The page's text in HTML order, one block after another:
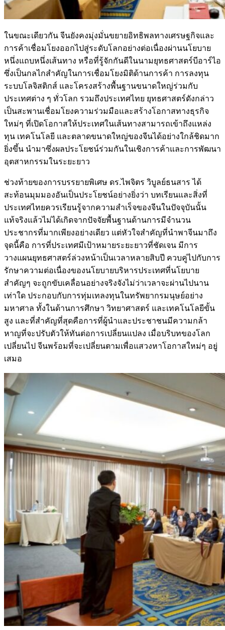
ในขณะเดียวกัน จีนยังคงมุ่งมั่นขยายอิทธิพลทางเศรษฐกิจและ
การค้าเชื่อมโยงออกไปสู่ระดับโลกอย่างต่อเนื่องผ่านนโยบาย
หนึ่งแถบหนึ่งเส้นทาง หรือที่รู้จักกันดีในนามยุทธศาสตร์บีอาร์ไอ
ซึ่งเป็นกลไกสำคัญในการเชื่อมโยงมิติด้านการค้า การลงทุน
ระบบโลจิสติกส์ และโครงสร้างพื้นฐานขนาดใหญ่ร่วมกับ
ประเทศต่าง ๆ ทั่วโลก รวมถึงประเทศไทย ยุทธศาสตร์ดังกล่าว
เป็นสะพานเชื่อมโยงความร่วมมือและสร้างโอกาสทางธุรกิจ
ใหม่ๆ ที่เปิดโอกาสให้ประเทศในเส้นทางสามารถเข้าถึงแหล่ง
ทุน เทคโนโลยี และตลาดขนาดใหญ่ของจีนได้อย่างใกล้ชิดมาก
ยิ่งขึ้น นำมาซึ่งผลประโยชน์ร่วมกันในเชิงการค้าและการพัฒนา
อุตสาหกรรมในระยะยาว
ช่วงท้ายของการบรรยายพิเศษ ดร.ไพจิตร วิบูลย์ธนสาร ได้
สะท้อนมุมมองอันเป็นประโยชน์อย่างยิ่งว่า บทเรียนและสิ่งที่
ประเทศไทยควรเรียนรู้จากความสำเร็จของจีนในปัจจุบันนั้น
แท้จริงแล้วไม่ได้เกิดจากปัจจัยพื้นฐานด้านการมีจำนวน
ประชากรที่มากเพียงอย่างเดียว แต่หัวใจสำคัญที่นำพาจีนมาถึง
จุดนี้คือ การที่ประเทศมีเป้าหมายระยะยาวที่ชัดเจน มีการ
วางแผนยุทธศาสตร์ล่วงหน้าเป็นเวลาหลายสิบปี ควบคู่ไปกับการ
รักษาความต่อเนื่องของนโยบายบริหารประเทศที่นโยบาย
สำคัญๆ จะถูกขับเคลื่อนอย่างจริงจังไม่ว่าเวลาจะผ่านไปนาน
เท่าใด ประกอบกับการทุ่มเทลงทุนในทรัพยากรมนุษย์อย่าง
มหาศาล ทั้งในด้านการศึกษา วิทยาศาสตร์ และเทคโนโลยีขั้น
สูง และที่สำคัญที่สุดคือการที่ผู้นำและประชาชนมีความกล้า
หาญที่จะปรับตัวให้ทันต่อการเปลี่ยนแปลง เมื่อบริบทของโลก
เปลี่ยนไป จีนพร้อมที่จะเปลี่ยนตามเพื่อแสวงหาโอกาสใหม่ๆ อยู่
เสมอ